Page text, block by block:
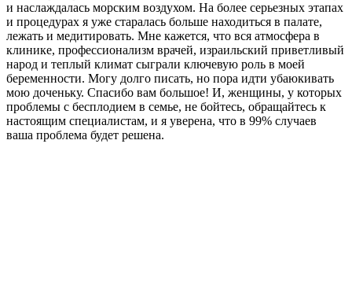
и наслаждалась морским воздухом. На более серьезных этапах
и процедурах я уже старалась больше находиться в палате,
лежать и медитировать. Мне кажется, что вся атмосфера в
клинике, профессионализм врачей, израильский приветливый
народ и теплый климат сыграли ключевую роль в моей
беременности. Могу долго писать, но пора идти убаюкивать
мою доченьку. Спасибо вам большое! И, женщины, у которых
проблемы с бесплодием в семье, не бойтесь, обращайтесь к
настоящим специалистам, и я уверена, что в 99% случаев
ваша проблема будет решена.